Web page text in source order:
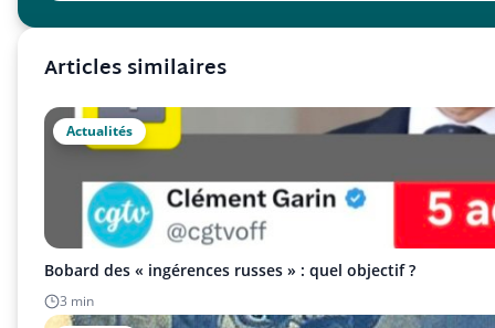
Articles similaires
Actualités
Bobard des « ingérences russes » : quel objectif ?
3 min